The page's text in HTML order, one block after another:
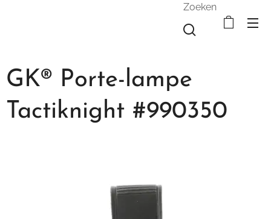
Zoeken
GK® Porte-lampe
Tactiknight #990350